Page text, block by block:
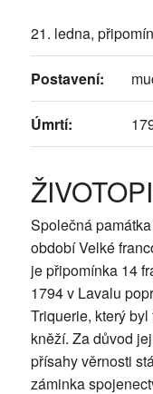
21. ledna,
Postavení:
Úmrtí:
Společná
období Velké
je připomínka 14
1794 v Lavalu
Triquerie, který
kněží. Za důvod
přísahy věrnosti
záminka